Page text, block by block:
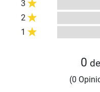
3
2
1
0
(0